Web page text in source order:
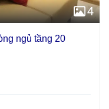
4
ngủ tầng 20